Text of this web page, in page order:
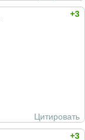
+3
Цитировать
+3